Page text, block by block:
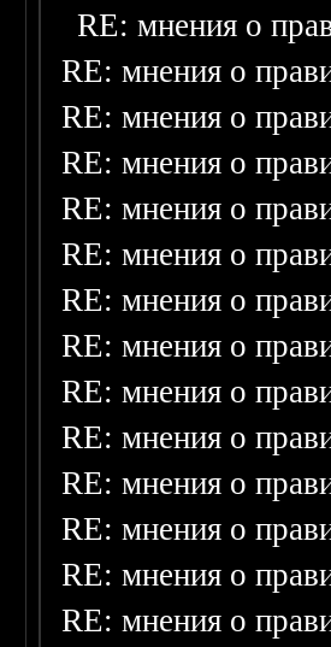
RE: мнения о
RE: мнения о
RE: мнения о
RE: мнения о
RE: мнения о
RE: мнения о
RE: мнения о
RE: мнения о
RE: мнения о
RE: мнения о
RE: мнения о
RE: мнения о
RE: мнения о
RE: мнения о